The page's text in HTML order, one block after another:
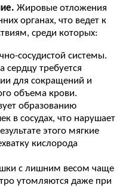
Жировые отложения
органах, что ведет к
среди которых:
сосудистой системы.
сердцу требуется
для сокращений и
объема крови.
образованию
в сосудах, что нарушает
этого мягкие
кислорода
с лишним весом чаще
утомляются даже при